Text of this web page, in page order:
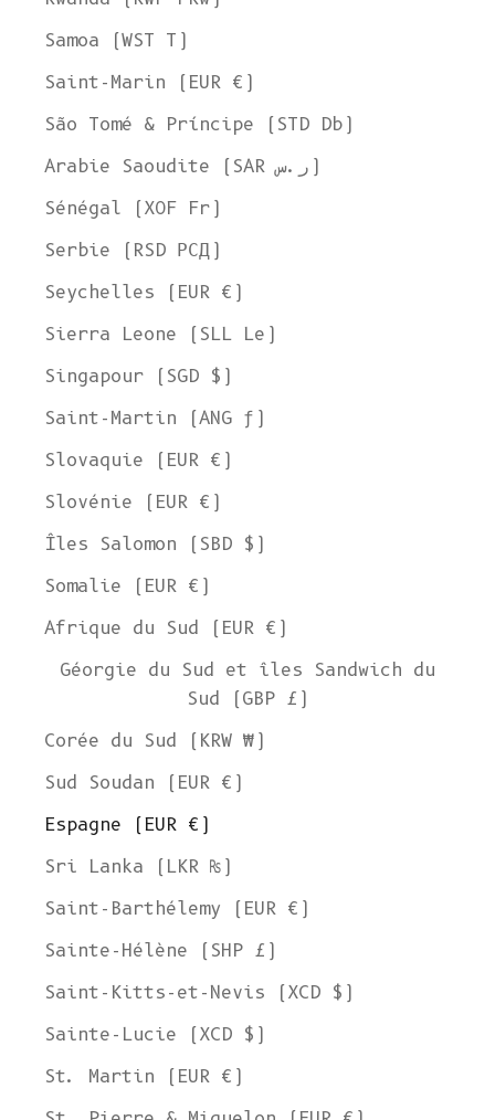
Samoa (WST T)
Saint-Marin (EUR €)
São Tomé & Príncipe (STD Db)
Arabie Saoudite (SAR ر.س)
Sénégal (XOF Fr)
Serbie (RSD РСД)
Seychelles (EUR €)
Sierra Leone (SLL Le)
Singapour (SGD $)
Saint-Martin (ANG ƒ)
Slovaquie (EUR €)
Slovénie (EUR €)
Îles Salomon (SBD $)
Somalie (EUR €)
Afrique du Sud (EUR €)
Géorgie du Sud et îles Sandwich du
Sud (GBP £)
Corée du Sud (KRW ₩)
Sud Soudan (EUR €)
Espagne (EUR €)
Sri Lanka (LKR ₨)
Saint-Barthélemy (EUR €)
Sainte-Hélène (SHP £)
Saint-Kitts-et-Nevis (XCD $)
Sainte-Lucie (XCD $)
St. Martin (EUR €)